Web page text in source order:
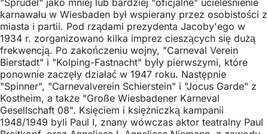
karnawału w Wiesbaden był wspierany przez osobistości z
miasta i partii. Pod rządami prezydenta Jacoby'ego w
1934 r. zorganizowano kilka imprez cieszących się dużą
frekwencją. Po zakończeniu wojny, "Carneval Verein
Bierstadt" i "Kolping-Fastnacht" były pierwszymi, które
ponownie zaczęły działać w 1947 roku. Następnie
"Spinner", "Carnevalverein Schierstein" i "Jocus Garde" z
Kostheim, a także "Große Wiesbadener Karneval
Gesellschaft 08". Księciem i księżniczką kampanii
1948/1949 byli Paul I, znany wówczas aktor teatralny Paul